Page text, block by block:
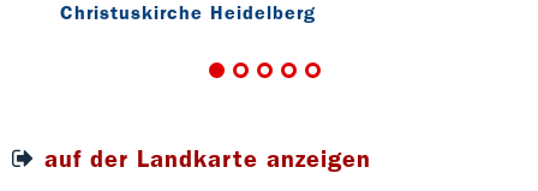
Christuskirche Heidelberg
auf der Landkarte anzeigen